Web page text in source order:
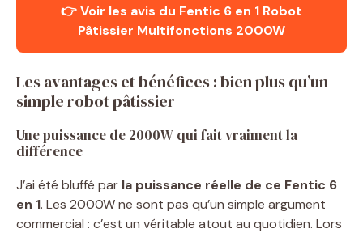
👉 Voir les avis du Fentic 6 en 1 Robot
Pâtissier Multifonctions 2000W
Les avantages et bénéfices : bien plus qu’un
simple robot pâtissier
Une puissance de 2000W qui fait vraiment la
différence
J’ai été bluffé par la puissance réelle de ce Fentic 6
en 1. Les 2000W ne sont pas qu’un simple argument
commercial : c’est un véritable atout au quotidien. Lors